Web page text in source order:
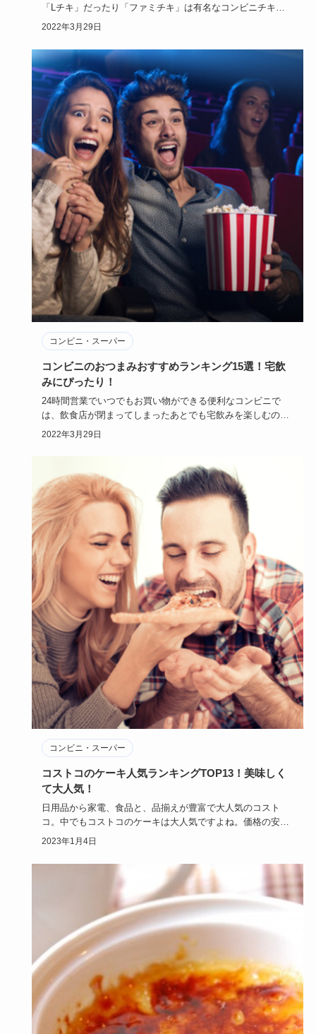
「Lチキ」だったり「ファミチキ」は有名なコンビニチキン
ですよね。
2022年3月29日
コンビニ・スーパー
コンビニのおつまみおすすめランキング15選！宅飲
みにぴったり！
24時間営業でいつでもお買い物ができる便利なコンビニで
は、飲食店が閉まってしまったあとでも宅飲みを楽しむのに
必要なお酒はも…
2022年3月29日
コンビニ・スーパー
コストコのケーキ人気ランキングTOP13！美味しく
て大人気！
日用品から家電、食品と、品揃えが豊富で大人気のコスト
コ。中でもコストコのケーキは大人気ですよね。価格の安
さ、美味しさ、そし…
2023年1月4日